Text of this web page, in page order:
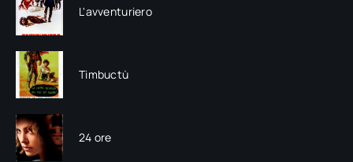
L'avventuriero
Timbuctù
24 ore